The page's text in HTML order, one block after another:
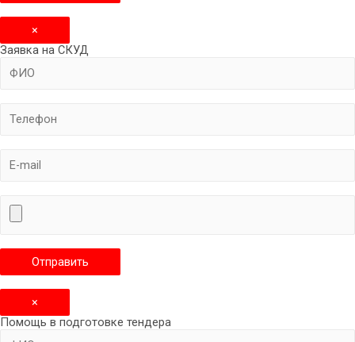
×
Заявка на СКУД
×
Помощь в подготовке тендера